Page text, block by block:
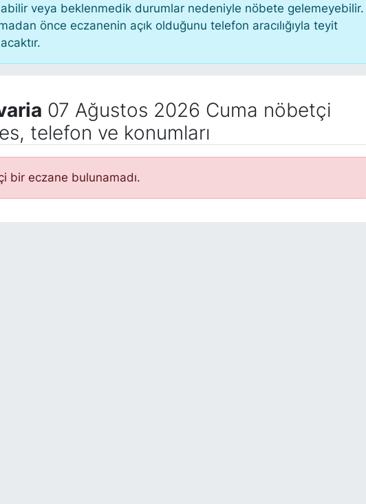
veya beklenmedik durumlar nedeniyle nöbete gelemeyebilir.
önce eczanenin açık olduğunu telefon aracılığıyla teyit
07 Ağustos 2026 Cuma nöbetçi
telefon ve konumları
bir eczane bulunamadı.